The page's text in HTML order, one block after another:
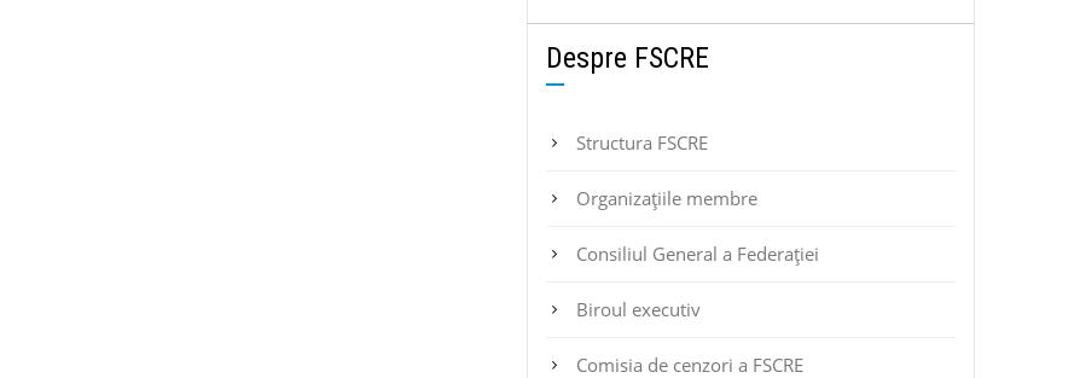
Despre FSCRE
Structura FSCRE
Organizațiile membre
Consiliul General a Federației
Biroul executiv
Comisia de cenzori a FSCRE